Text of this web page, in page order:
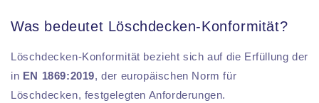
Was bedeutet Löschdecken-Konformität?
Löschdecken-Konformität bezieht sich auf die Erfüllung der
in EN 1869:2019, der europäischen Norm für
Löschdecken, festgelegten Anforderungen.